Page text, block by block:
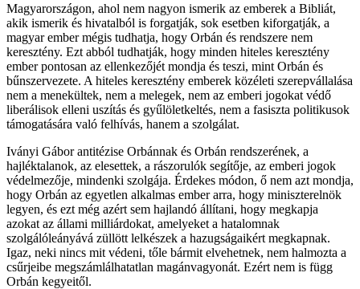
Magyarországon, ahol nem nagyon ismerik az emberek a Bibliát,
akik ismerik és hivatalból is forgatják, sok esetben kiforgatják, a
magyar ember mégis tudhatja, hogy Orbán és rendszere nem
keresztény. Ezt abból tudhatják, hogy minden hiteles keresztény
ember pontosan az ellenkezőjét mondja és teszi, mint Orbán és
bűnszervezete. A hiteles keresztény emberek közéleti szerepvállalása
nem a menekültek, nem a melegek, nem az emberi jogokat védő
liberálisok elleni uszítás és gyűlöletkeltés, nem a fasiszta politikusok
támogatására való felhívás, hanem a szolgálat.
Iványi Gábor antitézise Orbánnak és Orbán rendszerének, a
hajléktalanok, az elesettek, a rászorulók segítője, az emberi jogok
védelmezője, mindenki szolgája. Érdekes módon, ő nem azt mondja,
hogy Orbán az egyetlen alkalmas ember arra, hogy miniszterelnök
legyen, és ezt még azért sem hajlandó állítani, hogy megkapja
azokat az állami milliárdokat, amelyeket a hatalomnak
szolgálóleányává züllött lelkészek a hazugságaikért megkapnak.
Igaz, neki nincs mit védeni, tőle bármit elvehetnek, nem halmozta a
csűrjeibe megszámlálhatatlan magánvagyonát. Ezért nem is függ
Orbán kegyeitől.